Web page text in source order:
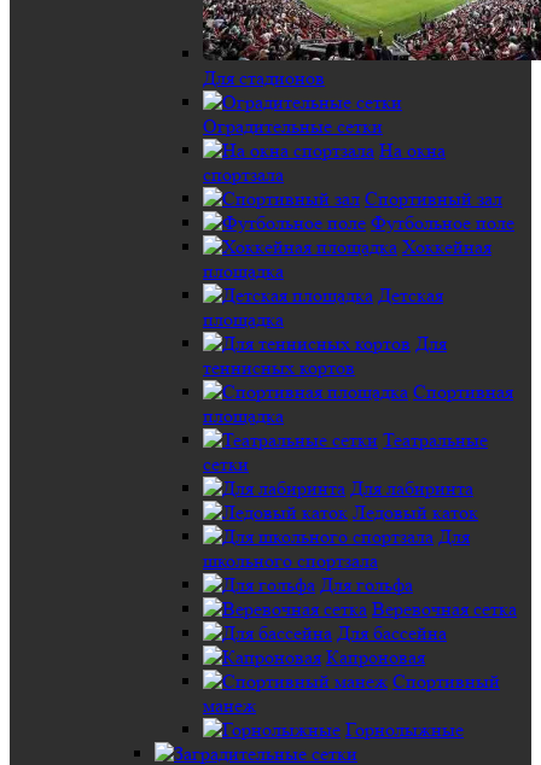
Для стадионов
Оградительные сетки
На окна
спортзала
Спортивный зал
Футбольное поле
Хоккейная
площадка
Детская
площадка
Для
теннисных кортов
Спортивная
площадка
Театральные
сетки
Для лабиринта
Ледовый каток
Для
школьного спортзала
Для гольфа
Веревочная сетка
Для бассейна
Капроновая
Спортивный
манеж
Горнолыжные